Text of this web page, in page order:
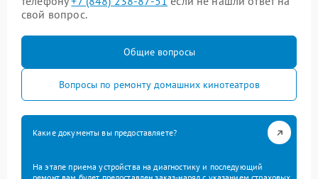
свой вопрос.
Общие вопросы
Вопросы по ремонту домашних кинотеатров
Какие документы вы предоставляете?
На этапе приема устройства на диагностику и последующий